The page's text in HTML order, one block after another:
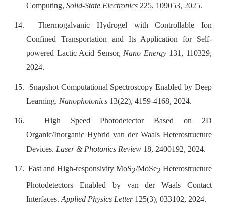
Computing, Solid-State Electronics 225, 109053, 2025.
14.
Thermogalvanic Hydrogel with Controllable Ion
Confined Transportation and Its Application for Self-
powered Lactic Acid Sensor, Nano Energy131, 110329,
2024.
15.
Snapshot Computational Spectroscopy Enabled by Deep
Learning. Nanophotonics 13(22), 4159-4168, 2024.
16.
High Speed Photodetector Based on 2D
Organic/Inorganic Hybrid van der Waals Heterostructure
Devices. Laser & Photonics Review 18, 2400192, 2024.
17. Fast and High-responsivity MoS2/MoSe2 Heterostructure
Photodetectors Enabled by van der Waals Contact
Interfaces. Applied Physics Letter125(3), 033102, 2024.